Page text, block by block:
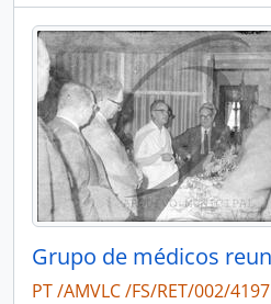
PT /AMVLC /FS/RET/002/4197